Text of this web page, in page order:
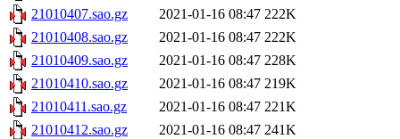
21010407.sao.gz
2021-01-16 08:47 222K
21010408.sao.gz
2021-01-16 08:47 222K
21010409.sao.gz
2021-01-16 08:47 228K
21010410.sao.gz
2021-01-16 08:47 219K
21010411.sao.gz
2021-01-16 08:47 221K
21010412.sao.gz
2021-01-16 08:47 241K